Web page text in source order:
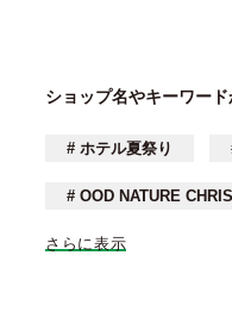
ショップ名やキーワード
# ホテル夏祭り
# OOD NATURE
さらに表示